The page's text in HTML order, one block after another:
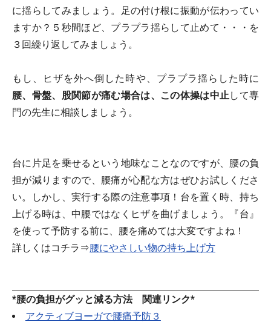
に揺らしてみましょう。足の付け根に振動が伝わってい
ますか？５秒間ほど、プラプラ揺らして止めて・・・を
３回繰り返してみましょう。
もし、ヒザを外へ倒した時や、プラプラ揺らした時に
腰、骨盤、股関節が痛む場合は、この体操は中止して専
門の先生に相談しましょう。
台に片足を乗せるという地味なことなのですが、腰の負
担が減りますので、腰痛が心配な方はぜひお試しくださ
い。しかし、実行する際の注意事項！台を置く時、持ち
上げる時は、中腰ではなくヒザを曲げましょう。『台』
を使って予防する前に、腰を痛めては大変ですよね！
詳しくはコチラ⇒腰にやさしい物の持ち上げ方
*腰の負担がグッと減る方法 関連リンク*
アクティブヨーガで腰痛予防３